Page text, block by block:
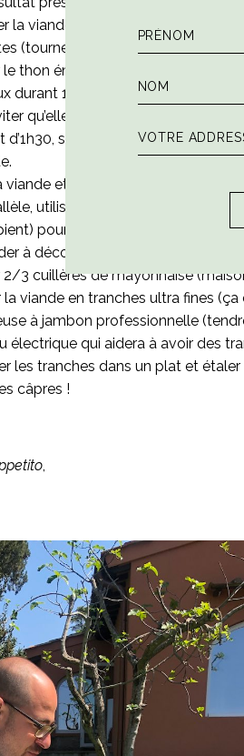
la viande sur la marinade, ajouter
(tourner régulièrement la viande
thon émietté sans huile, les
durant 1h45 en tournant la
qu’elle brûle). Si la marinade est
d’1h30, sentir avec la fourchette
viande et la laisser refroidir.
utiliser un pied mixeur
pour mixer le fond de sauce.
à décoller.
2/3 cuillères de mayonnaise
la viande en tranches ultra fines
à jambon professionnelle
électrique qui aidera à avoir des
les tranches dans un plat et étaler
câpres !
,